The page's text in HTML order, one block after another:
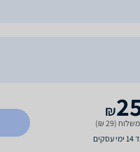
₪
(29 ₪)
עסקים